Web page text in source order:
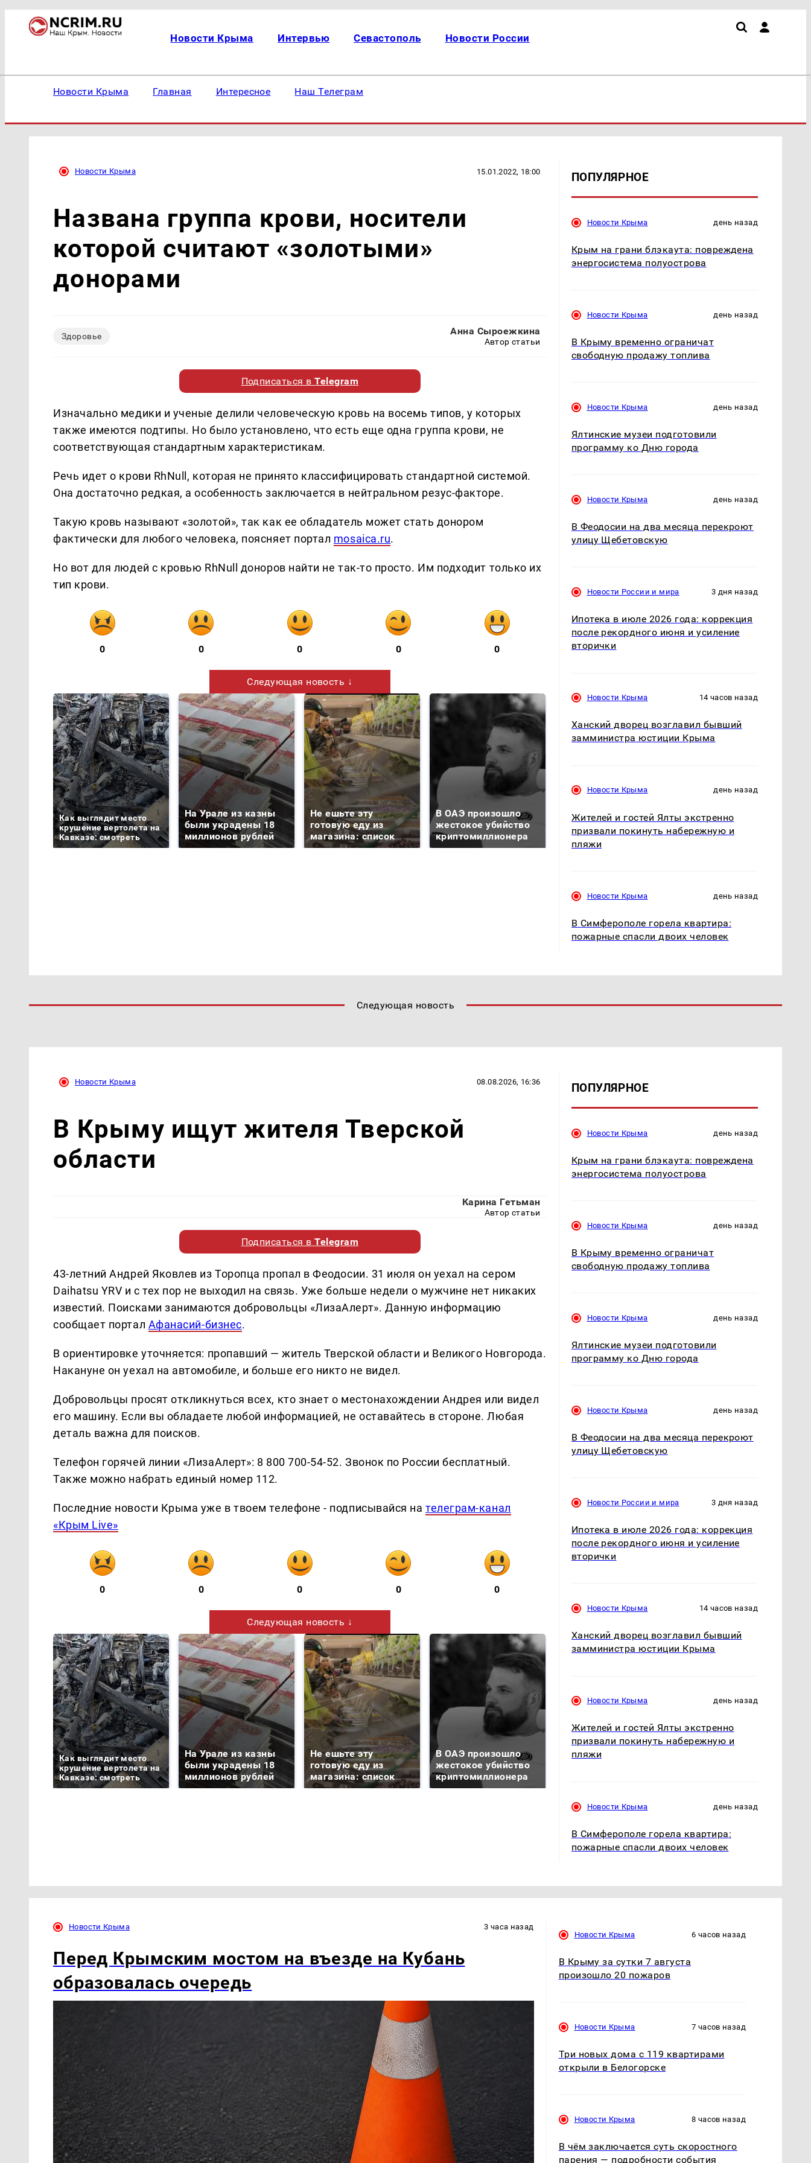
Новости Крыма Интервью Севастополь Новости России
Новости Крыма Главная Интересное Наш Телеграм
Новости Крыма 15.01.2022, 18:00
Названа группа крови, носители
которой считают «золотыми»
донорами
Здоровье Анна Сыроежкина
Автор статьи
Подписаться вTelegram
Изначально медики и ученые делили человеческую кровь на восемь типов, у которых
также имеются подтипы. Но было установлено, что есть еще одна группа крови, не
соответствующая стандартным характеристикам.
Речь идет о крови RhNull, которая не принято классифицировать стандартной системой.
Она достаточно редкая, а особенность заключается в нейтральном резус-факторе.
Такую кровь называют «золотой», так как ее обладатель может стать донором
фактически для любого человека, поясняет портал mosaica.ru.
Но вот для людей с кровью RhNull доноров найти не так-то просто. Им подходит только их
тип крови.
0 0 0 0 0
Следующая новость ↓
Как выглядит место
крушение вертолета на
Кавказе: смотреть
На Урале из казны
были украдены 18
миллионов рублей
Не ешьте эту
готовую еду из
магазина: список
В ОАЭ произошло
жестокое убийство
криптомиллионера
Все новости по
падению вертолета на
Кавказе: читать здесь
было с 1945: чего
ждать всем нам?
ПОПУЛЯРНОЕ
Новости Крыма день назад
Крым на грани блэкаута: повреждена
энергосистема полуострова
Новости Крыма день назад
В Крыму временно ограничат
свободную продажу топлива
Новости Крыма день назад
Ялтинские музеи подготовили
программу ко Дню города
Новости Крыма день назад
В Феодосии на два месяца перекроют
улицу Щебетовскую
Новости России и мира 3 дня назад
Ипотека в июле 2026 года: коррекция
после рекордного июня и усиление
вторички
Новости Крыма 14 часов назад
Ханский дворец возглавил бывший
замминистра юстиции Крыма
Новости Крыма день назад
Жителей и гостей Ялты экстренно
призвали покинуть набережную и
пляжи
Новости Крыма день назад
В Симферополе горела квартира:
пожарные спасли двоих человек
Следующая новость
Новости Крыма 08.08.2026, 16:36
В Крыму ищут жителя Тверской
области
Карина Гетьман
Автор статьи
Подписаться вTelegram
43-летний Андрей Яковлев из Торопца пропал в Феодосии. 31 июля он уехал на сером
Daihatsu YRV и с тех пор не выходил на связь. Уже больше недели о мужчине нет никаких
известий. Поисками занимаются добровольцы «ЛизаАлерт». Данную информацию
сообщает портал Афанасий-бизнес.
В ориентировке уточняется: пропавший — житель Тверской области и Великого Новгорода.
Накануне он уехал на автомобиле, и больше его никто не видел.
Добровольцы просят откликнуться всех, кто знает о местонахождении Андрея или видел
его машину. Если вы обладаете любой информацией, не оставайтесь в стороне. Любая
деталь важна для поисков.
Телефон горячей линии «ЛизаАлерт»: 8 800 700-54-52. Звонок по России бесплатный.
Также можно набрать единый номер 112.
Последние новости Крыма уже в твоем телефоне - подписывайся нателеграм-канал
«Крым Live»
0 0 0 0 0
Следующая новость ↓
Как выглядит место
крушение вертолета на
Кавказе: смотреть
На Урале из казны
были украдены 18
миллионов рублей
Не ешьте эту
готовую еду из
магазина: список
В ОАЭ произошло
жестокое убийство
криптомиллионера
Все новости по
ПОПУЛЯРНОЕ
Новости Крыма день назад
Крым на грани блэкаута: повреждена
энергосистема полуострова
Новости Крыма день назад
В Крыму временно ограничат
свободную продажу топлива
Новости Крыма день назад
Ялтинские музеи подготовили
программу ко Дню города
Новости Крыма день назад
В Феодосии на два месяца перекроют
улицу Щебетовскую
Новости России и мира 3 дня назад
Ипотека в июле 2026 года: коррекция
после рекордного июня и усиление
вторички
Новости Крыма 14 часов назад
Ханский дворец возглавил бывший
замминистра юстиции Крыма
Новости Крыма день назад
Жителей и гостей Ялты экстренно
призвали покинуть набережную и
пляжи
Новости Крыма день назад
В Симферополе горела квартира:
пожарные спасли двоих человек
Новости Крыма 3 часа назад
Перед Крымским мостом на въезде на Кубань
образовалась очередь
Новости Крыма 6 часов назад
В Крыму за сутки 7 августа
произошло 20 пожаров
Новости Крыма 7 часов назад
Три новых дома с 119 квартирами
открыли в Белогорске
Новости Крыма 8 часов назад
В чём заключается суть скоростного
парения — подробности события